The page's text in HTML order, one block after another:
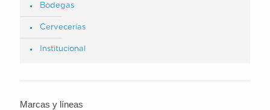
Bodegas
Cervecerías
Institucional
Marcas y líneas